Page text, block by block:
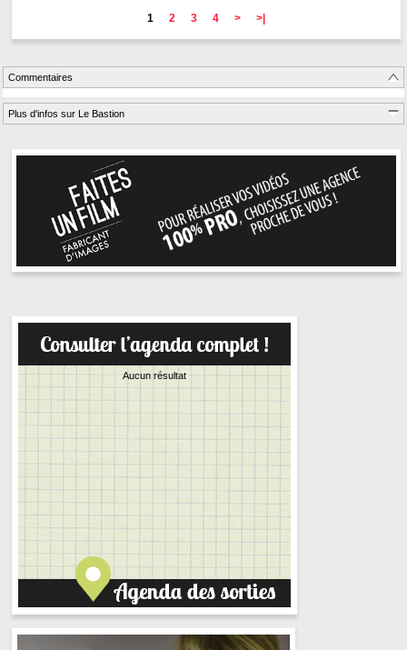
1 2 3 4 > >|
Commentaires
Plus d'infos sur Le Bastion
Aucun résultat